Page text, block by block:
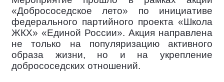
«Добрососедское лето» по инициативе
федерального партийного проекта «Школа
ЖКХ» «Единой России». Акция направлена
не только на популяризацию активного
образа жизни, но и на укрепление
добрососедских отношений.